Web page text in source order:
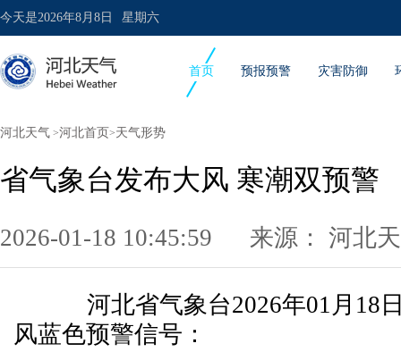
今天是2026年8月8日 星期六
首页 预报预警 灾害防御
河北天气 >河北首页 >天气形势
省气象台发布大风 寒潮双预警
2026-01-18 10:45:59 来源： 河北
河北省气象台2026年01月18
风蓝色预警信号：